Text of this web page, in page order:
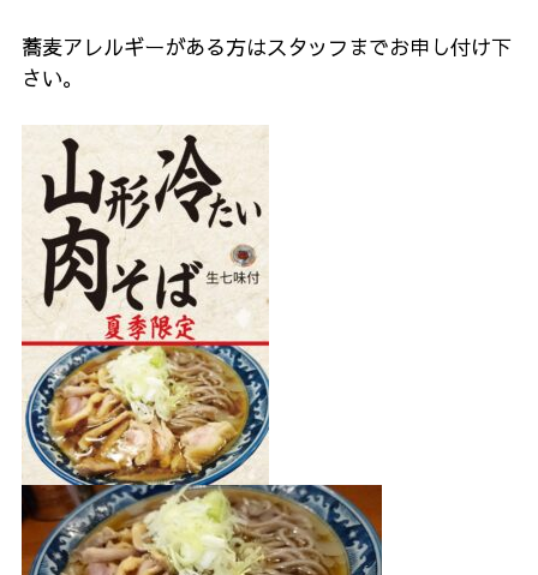
蕎麦アレルギーがある方はスタッフまでお申し付け下
さい。